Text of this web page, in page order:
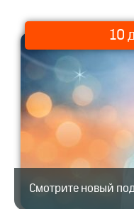
10
Смотрите новый